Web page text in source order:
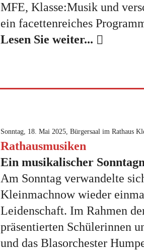
MFE, Klasse:Musik und
ein facettenreiches
Lesen Sie weiter...
Sonntag, 18. Mai 2025, Bürgersaal im Rathaus
Rathausmusiken
Ein musikalischer
Am Sonntag verwandelte
Kleinmachnow wieder
Leidenschaft. Im Rahmen
präsentierten Schülerinnen
und das Blasorchester